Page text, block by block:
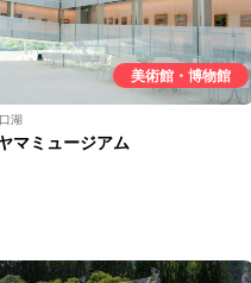
美術館・博物館
湖
マミュージアム